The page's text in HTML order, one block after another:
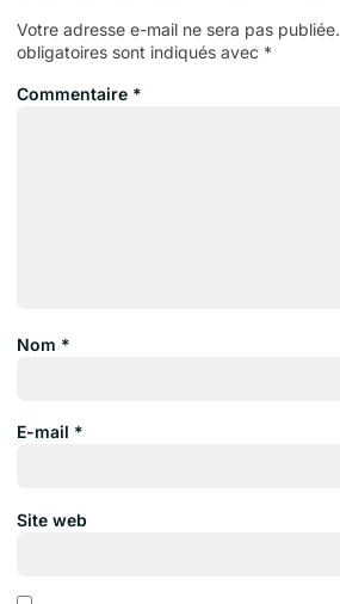
Votre adresse e-mail ne sera pas publiée.
obligatoires sont indiqués avec *
Commentaire *
Nom *
E-mail *
Site web